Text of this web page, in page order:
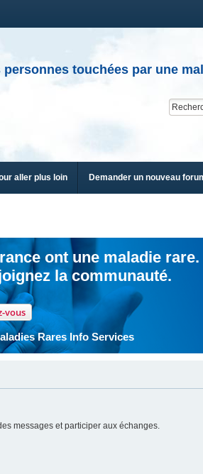
touchées par une
aller plus loin Demander un nouveau
ont une maladie rare.
la communauté.
vous
Rares Info Services
messages et participer aux échanges.